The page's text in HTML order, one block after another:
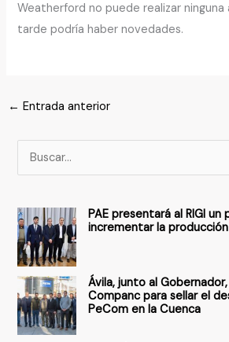
Weatherford no puede realizar ninguna
tarde podría haber novedades.
← Entrada anterior
u
c
a
r
o
r
PAE presentará al RIGI
incrementar la
Ávila, junto al
Companc para sellar el
PeCom en la Cuenca